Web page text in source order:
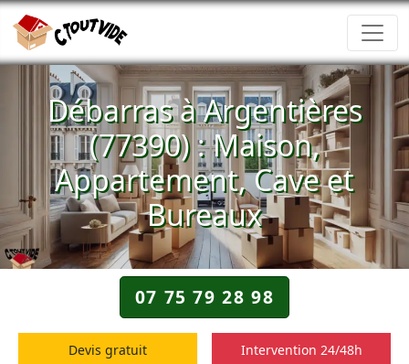
Débarras à Argentières
(77390) : Maison,
Appartement, Cave et
Bureaux
07 75 79 28 98
Devis gratuit Intervention 24/48h